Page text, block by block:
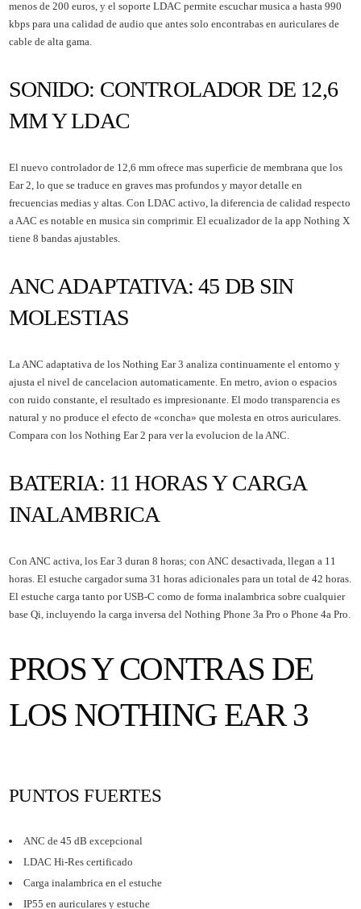
menos de 200 euros, y el soporte LDAC permite escuchar musica a hasta 990
kbps para una calidad de audio que antes solo encontrabas en auriculares de
cable de alta gama.
SONIDO: CONTROLADOR DE 12,6
MM Y LDAC
El nuevo controlador de 12,6 mm ofrece mas superficie de membrana que los
Ear 2, lo que se traduce en graves mas profundos y mayor detalle en
frecuencias medias y altas. Con LDAC activo, la diferencia de calidad respecto
a AAC es notable en musica sin comprimir. El ecualizador de la app Nothing X
tiene 8 bandas ajustables.
ANC ADAPTATIVA: 45 DB SIN
MOLESTIAS
La ANC adaptativa de los Nothing Ear 3 analiza continuamente el entorno y
ajusta el nivel de cancelacion automaticamente. En metro, avion o espacios
con ruido constante, el resultado es impresionante. El modo transparencia es
natural y no produce el efecto de «concha» que molesta en otros auriculares.
Compara con los Nothing Ear 2 para ver la evolucion de la ANC.
BATERIA: 11 HORAS Y CARGA
INALAMBRICA
Con ANC activa, los Ear 3 duran 8 horas; con ANC desactivada, llegan a 11
horas. El estuche cargador suma 31 horas adicionales para un total de 42 horas.
El estuche carga tanto por USB-C como de forma inalambrica sobre cualquier
base Qi, incluyendo la carga inversa del Nothing Phone 3a Pro o Phone 4a Pro.
PROS Y CONTRAS DE
LOS NOTHING EAR 3
PUNTOS FUERTES
ANC de 45 dB excepcional
LDAC Hi-Res certificado
Carga inalambrica en el estuche
IP55 en auriculares y estuche